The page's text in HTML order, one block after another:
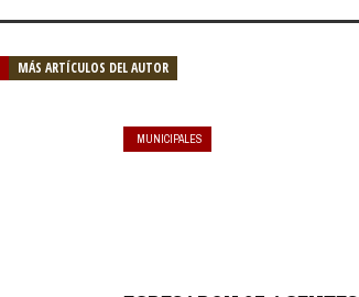
MÁS ARTÍCULOS DEL AUTOR
MUNICIPALES